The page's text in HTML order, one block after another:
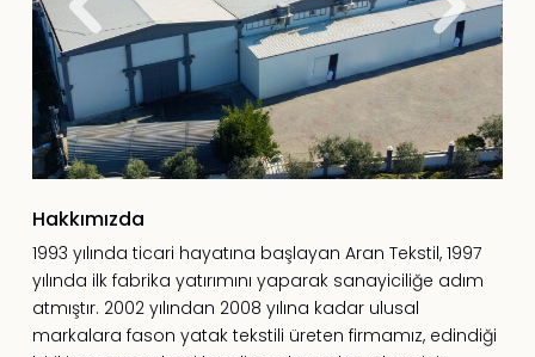
Hakkımızda
1993 yılında ticari hayatına başlayan Aran Tekstil, 1997
yılında ilk fabrika yatırımını yaparak sanayiciliğe adım
atmıştır. 2002 yılından 2008 yılına kadar ulusal
markalara fason yatak tekstili üreten firmamız, edindiği